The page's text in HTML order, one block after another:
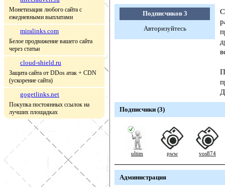
Монетизация любого сайта с
ежедневными выплатами
miralinks.com
Белое продвижение вашего сайта
через статьи
cloud-shield.ru
Защита сайта от DDos атак + CDN
(ускорение сайта)
gogetlinks.net
Покупка постоянных ссылок на
лучших площадках
Подписчиков 3
Авторизуйтесь
Подписчики (3)
ultim pww vos874
Администрация